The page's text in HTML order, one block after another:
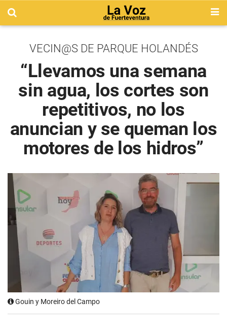
VECIN@S DE PARQUE HOLANDÉS
“Llevamos una semana
sin agua, los cortes son
repetitivos, no los
anuncian y se queman los
motores de los hidros”
Gouin y Moreiro del Campo